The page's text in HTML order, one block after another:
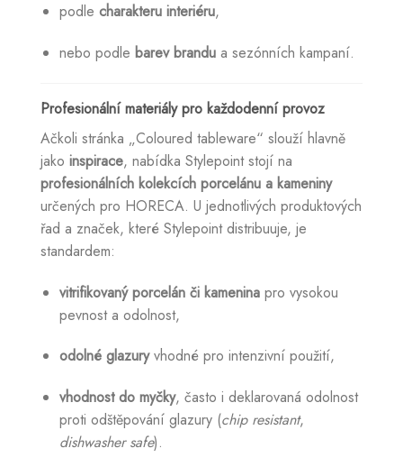
podle charakteru interiéru,
nebo podle barev brandua sezónních kampaní.
Profesionální materiály pro každodenní provoz
Ačkoli stránka „Coloured tableware“ slouží hlavně
jako inspirace, nabídka Stylepoint stojí na
profesionálních kolekcích porcelánu a kameniny
určených pro HORECA. U jednotlivých produktových
řad a značek, které Stylepoint distribuuje, je
standardem:
vitrifikovaný porcelán či kameninapro vysokou
pevnost a odolnost,
odolné glazuryvhodné pro intenzivní použití,
vhodnost do myčky, často i deklarovaná odolnost
proti odštěpování glazury (chip resistant,
dishwasher safe).